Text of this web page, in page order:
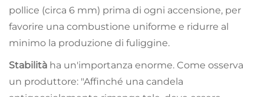
pollice (circa 6 mm) prima di ogni accensione, per
favorire una combustione uniforme e ridurre al
minimo la produzione di fuliggine.
Stabilità ha un'importanza enorme. Come osserva
un produttore: "Affinché una candela